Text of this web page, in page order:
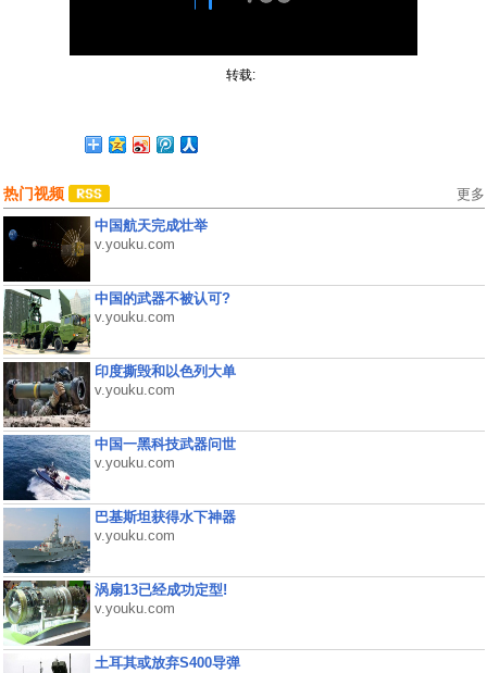
转载:
热门视频 更多
中国航天完成壮举
v.youku.com
中国的武器不被认可?
v.youku.com
印度撕毁和以色列大单
v.youku.com
中国一黑科技武器问世
v.youku.com
巴基斯坦获得水下神器
v.youku.com
涡扇13已经成功定型!
v.youku.com
土耳其或放弃S400导弹